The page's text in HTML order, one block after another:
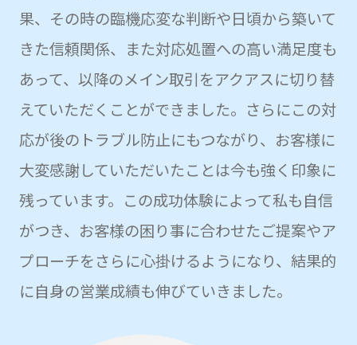
果、その時の臨機応変な判断や日頃から築いて
きた信頼関係、また対応処置への高い満足度も
あって、以降のメイン取引をアクアスに切り替
えていただくことができました。さらにこの対
応が後のトラブル防止にもつながり、お客様に
大変感謝していただいたことは今も強く印象に
残っています。この成功体験によって私も自信
がつき、お客様の困り事に合わせたご提案やア
プローチをさらに心掛けるようになり、結果的
に自身の営業成績も伸びていきました。